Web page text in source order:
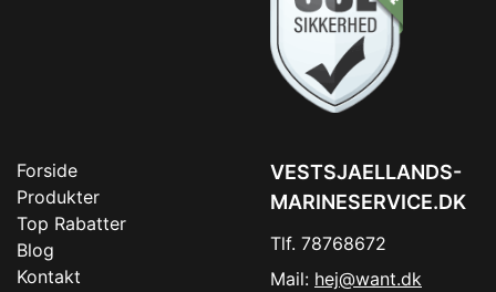
Forside
Produkter
Top Rabatter
Blog
Kontakt
VESTSJAELLANDS-
MARINESERVICE.DK
Tlf. 78768672
Mail: hej@want.dk